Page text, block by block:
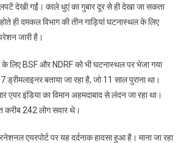
का
विमान
सीएम
विजय
रूपाणी
लोग
देखी गईं। काले धुएं का गुबार दूर से ही देखा जा सकता
ही दमकल विभाग की तीन गाड़ियां घटनास्थल के लिए
जारी है।
लिए BSF और NDRF को भी घटनास्थल पर भेजा गया
बताया जा रहा है, जो 11 साल पुराना था।
इंडिया का विमान अहमदाबाद से लंदन जा रहा था।
करीब 242 लोग सवार थे।
एयरपोर्ट पर यह दर्दनाक हादसा हुआ है। माना जा रहा